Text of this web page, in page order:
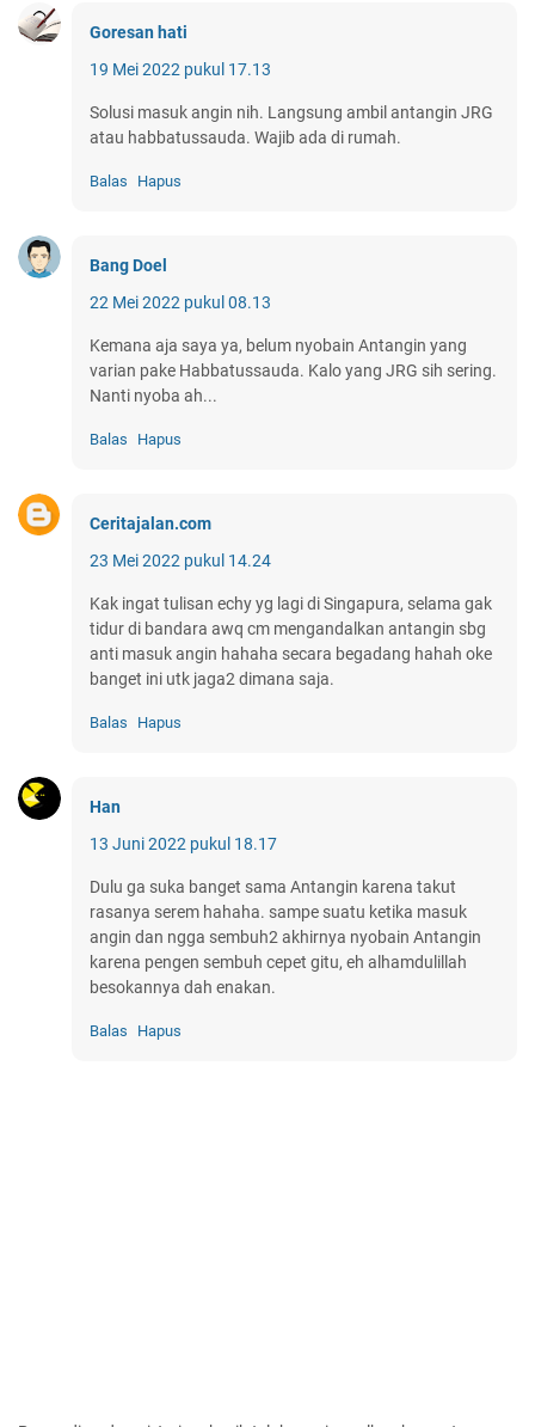
Goresan hati
19 Mei 2022 pukul 17.13
Solusi masuk angin nih. Langsung ambil antangin JRG
atau habbatussauda. Wajib ada di rumah.
Balas Hapus
Bang Doel
22 Mei 2022 pukul 08.13
Kemana aja saya ya, belum nyobain Antangin yang
varian pake Habbatussauda. Kalo yang JRG sih sering.
Nanti nyoba ah...
Balas Hapus
Ceritajalan.com
23 Mei 2022 pukul 14.24
Kak ingat tulisan echy yg lagi di Singapura, selama gak
tidur di bandara awq cm mengandalkan antangin sbg
anti masuk angin hahaha secara begadang hahah oke
banget ini utk jaga2 dimana saja.
Balas Hapus
Han
13 Juni 2022 pukul 18.17
Dulu ga suka banget sama Antangin karena takut
rasanya serem hahaha. sampe suatu ketika masuk
angin dan ngga sembuh2 akhirnya nyobain Antangin
karena pengen sembuh cepet gitu, eh alhamdulillah
besokannya dah enakan.
Balas Hapus